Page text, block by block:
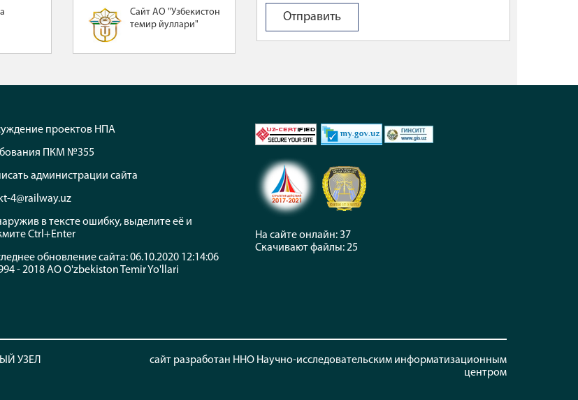
Сайт АО "Узбекистон
темир йуллари"
проектов НПА
ПКМ №355
администрации сайта
4@railway.uz
в тексте ошибку, выделите её и
Ctrl+Enter
обновление сайта: 06.10.2020 12:14:06
- 2018 АО O'zbekiston Temir Yo'llari
На сайте онлайн: 37
Скачивают файлы: 25
УЗЕЛ
сайт разработан ННО Научно-исследовательским информатизационным
центром